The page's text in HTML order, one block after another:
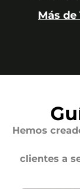
Más
Hemos
clientes a